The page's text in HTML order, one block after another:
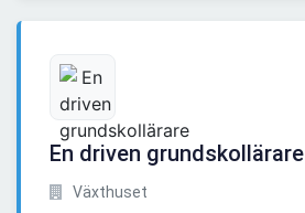
En driven grundskollärare
Växthuset